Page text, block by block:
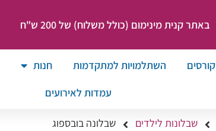
באתר קנית מינימום (כולל משלוח) של 200 ש"ח
קורסים השתלמויות למתקדמות חנות
עמדות לאירועים
שבלונות לילדים שבלונה בובספוג